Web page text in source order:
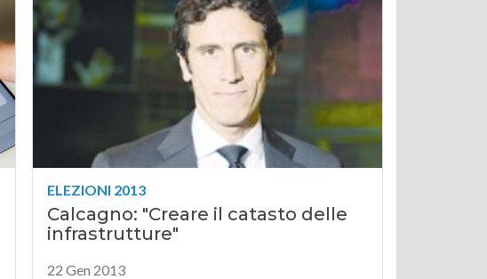
ELEZIONI 2013
Calcagno: "Creare il catasto delle
infrastrutture"
22 Gen 2013